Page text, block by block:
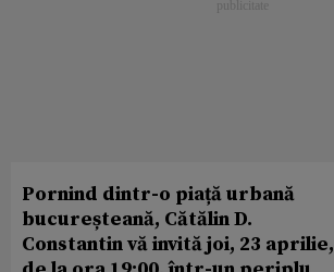
Pornind dintr-o piață urbană
bucureșteană, Cătălin D.
Constantin vă invită joi, 23 aprilie,